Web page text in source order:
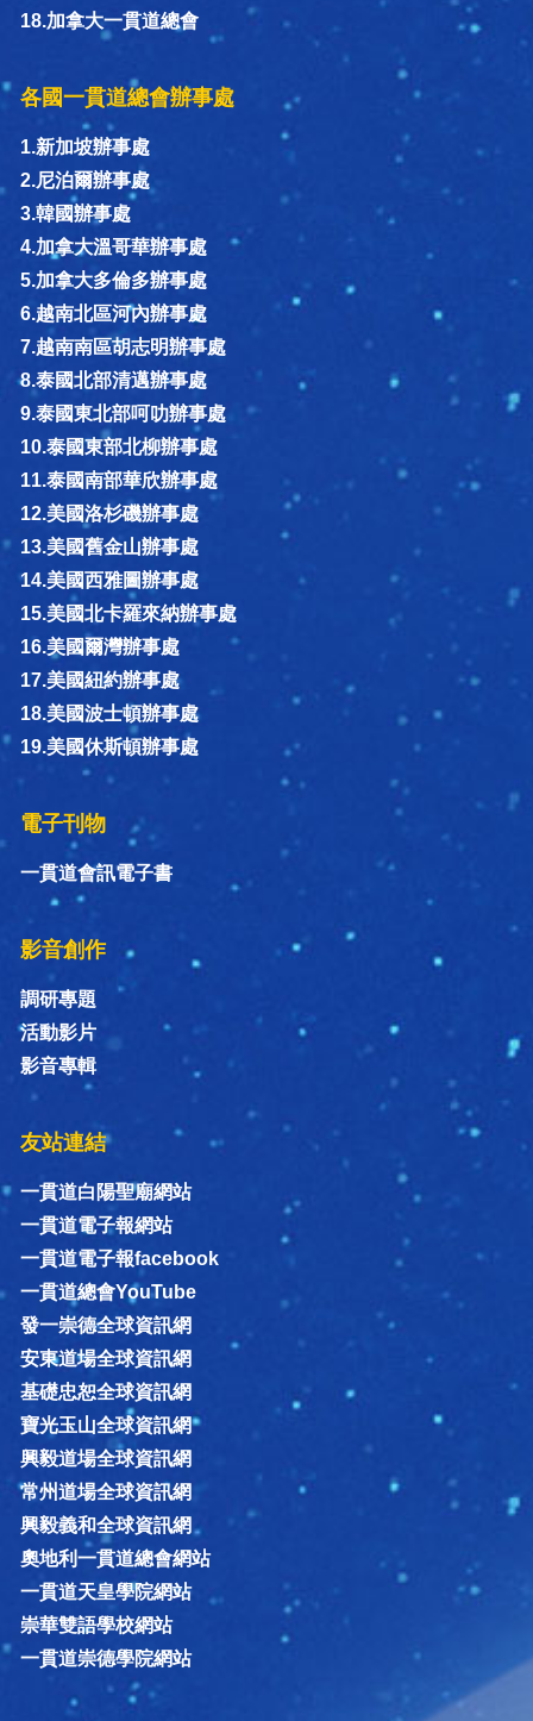
18.加拿大一貫道總會
各國一貫道總會辦事處
1.新加坡辦事處
2.尼泊爾辦事處
3.韓國辦事處
4.加拿大溫哥華辦事處
5.加拿大多倫多辦事處
6.越南北區河內辦事處
7.越南南區胡志明辦事處
8.泰國北部清邁辦事處
9.泰國東北部呵叻辦事處
10.泰國東部北柳辦事處
11.泰國南部華欣辦事處
12.美國洛杉磯辦事處
13.美國舊金山辦事處
14.美國西雅圖辦事處
15.美國北卡羅來納辦事處
16.美國爾灣辦事處
17.美國紐約辦事處
18.美國波士頓辦事處
19.美國休斯頓辦事處
電子刊物
一貫道會訊電子書
影音創作
調研專題
活動影片
影音專輯
友站連結
一貫道白陽聖廟網站
一貫道電子報網站
一貫道電子報facebook
一貫道總會YouTube
發一崇德全球資訊網
安東道場全球資訊網
基礎忠恕全球資訊網
寶光玉山全球資訊網
興毅道場全球資訊網
常州道場全球資訊網
興毅義和全球資訊網
奧地利一貫道總會網站
一貫道天皇學院網站
崇華雙語學校網站
一貫道崇德學院網站